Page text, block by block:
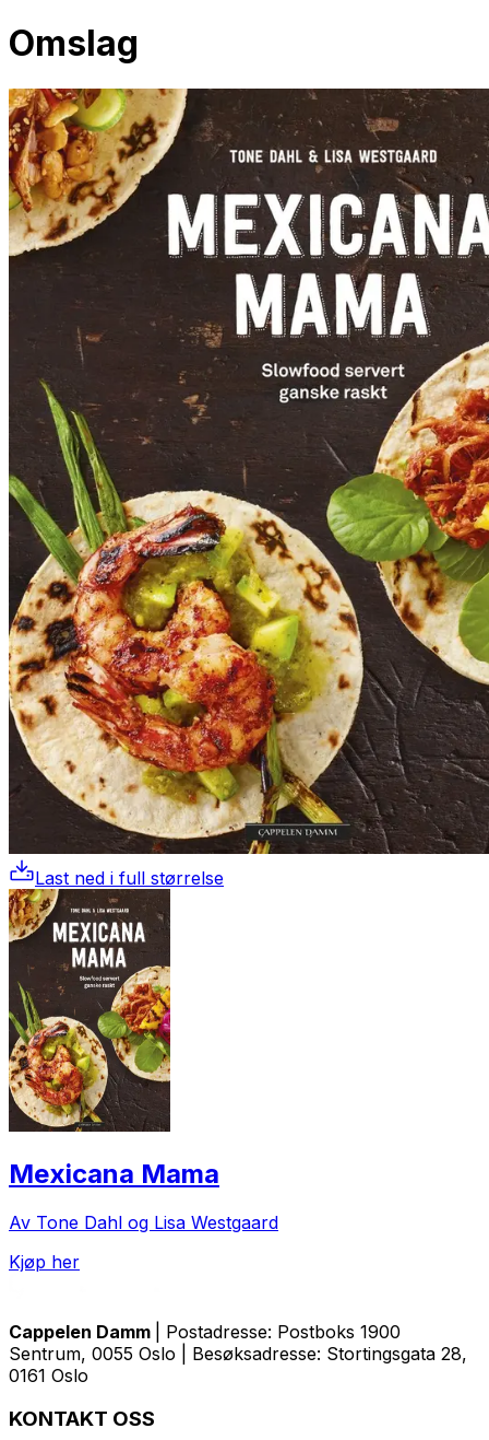
Omslag
Last ned i full størrelse
Mexicana Mama
Av Tone Dahl og Lisa Westgaard
Kjøp her
Cappelen Damm
| Postadresse: Postboks 1900
Sentrum, 0055 Oslo | Besøksadresse: Stortingsgata 28,
0161 Oslo
KONTAKT OSS